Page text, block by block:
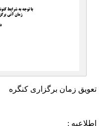
زمان برگزاری کنگره
: